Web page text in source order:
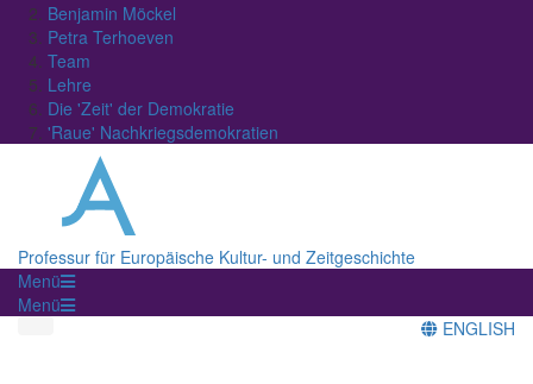
Benjamin Möckel
Petra Terhoeven
Team
Lehre
Die 'Zeit' der Demokratie
'Raue' Nachkriegsdemokratien
Professur für Europäische Kultur- und Zeitgeschichte
Menü
Menü
ENGLISH